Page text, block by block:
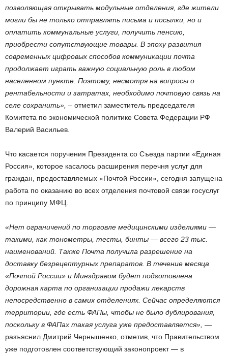
позволяющая открывать модульные отделения, где жители
могли бы не только отправлять письма и посылки, но и
оплатить коммунальные услуги, получить пенсию,
приобрести сопутствующие товары. В эпоху развития
современных цифровых способов коммуникации почта
продолжает играть важную социальную роль в любом
населенном пункте. Поэтому, несмотря на вопросы о
рентабельности и затратах, необходимо почтовую связь на
селе сохранить», – отметил заместитель председателя
Комитета по экономической политике Совета Федерации РФ
Валерий Васильев.
Что касается поручения Президента со Съезда партии «Единая
Россия», которое касалось расширения перечня услуг для
граждан, предоставляемых «Почтой России», сегодня запущена
работа по оказанию во всех отделения почтовой связи госуслуг
по принципу МФЦ.
«Нет ограничений по торговле медицинскими изделиями —
такими, как тонометры, тесты, бинты — всего 23 тыс.
наименований. Также Почта получила разрешение на
доставку безрецептурных препаратов. В течение месяца
«Почтой России» и Минздравом будет подготовлена
дорожная карта по организации продажи лекарств
непосредственно в самих отделениях. Сейчас определяются
территории, где есть ФАПы, чтобы не было дублирования,
поскольку в ФАПах такая услуга уже предоставляется», —
разъяснил Дмитрий Чернышенко, отметив, что Правительством
уже подготовлен соответствующий законопроект — в